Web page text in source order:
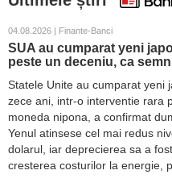
04.08.2026 | Finante-Banci
SUA au cumparat yeni
peste un deceniu, ca
Statele Unite au cumparat yeni
zece ani, intr-o interventie rara
moneda nipona, a confirmat
Yenul atinsese cel mai redus
dolarul, iar deprecierea sa a
cresterea costurilor la energie,